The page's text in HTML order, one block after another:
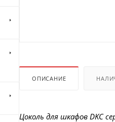
ОПИСАНИЕ
Цоколь для шкафов DKC